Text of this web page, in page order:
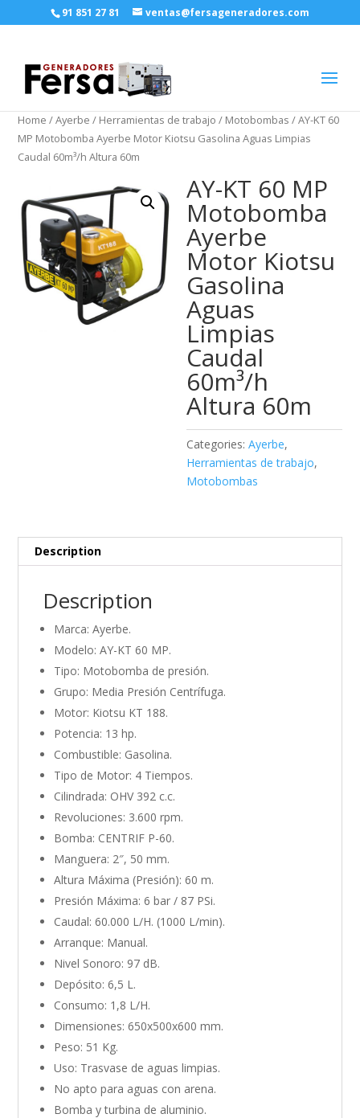
91 851 27 81 ventas@fersageneradores.com
Home /Ayerbe / Herramientas de trabajo / Motobombas / AY-KT 60
MP Motobomba Ayerbe Motor Kiotsu Gasolina Aguas Limpias
Caudal 60m³/h Altura 60m
AY-KT 60 MP
Motobomba
Ayerbe
Motor Kiotsu
Gasolina
Aguas
Limpias
Caudal
60m³/h
Altura 60m
Categories:Ayerbe,
Herramientas de trabajo,
Motobombas
Description
Description
Marca: Ayerbe.
Modelo: AY-KT 60 MP.
Tipo: Motobomba de presión.
Grupo: Media Presión Centrífuga.
Motor: Kiotsu KT 188.
Potencia: 13 hp.
Combustible: Gasolina.
Tipo de Motor: 4 Tiempos.
Cilindrada: OHV 392 c.c.
Revoluciones: 3.600 rpm.
Bomba: CENTRIF P-60.
Manguera: 2″, 50 mm.
Altura Máxima (Presión): 60 m.
Presión Máxima: 6 bar / 87 PSi.
Caudal: 60.000 L/H. (1000 L/min).
Arranque: Manual.
Nivel Sonoro: 97 dB.
Depósito: 6,5 L.
Consumo: 1,8 L/H.
Dimensiones: 650x500x600 mm.
Peso: 51 Kg.
Uso: Trasvase de aguas limpias.
No apto para aguas con arena.
Bomba y turbina de aluminio.